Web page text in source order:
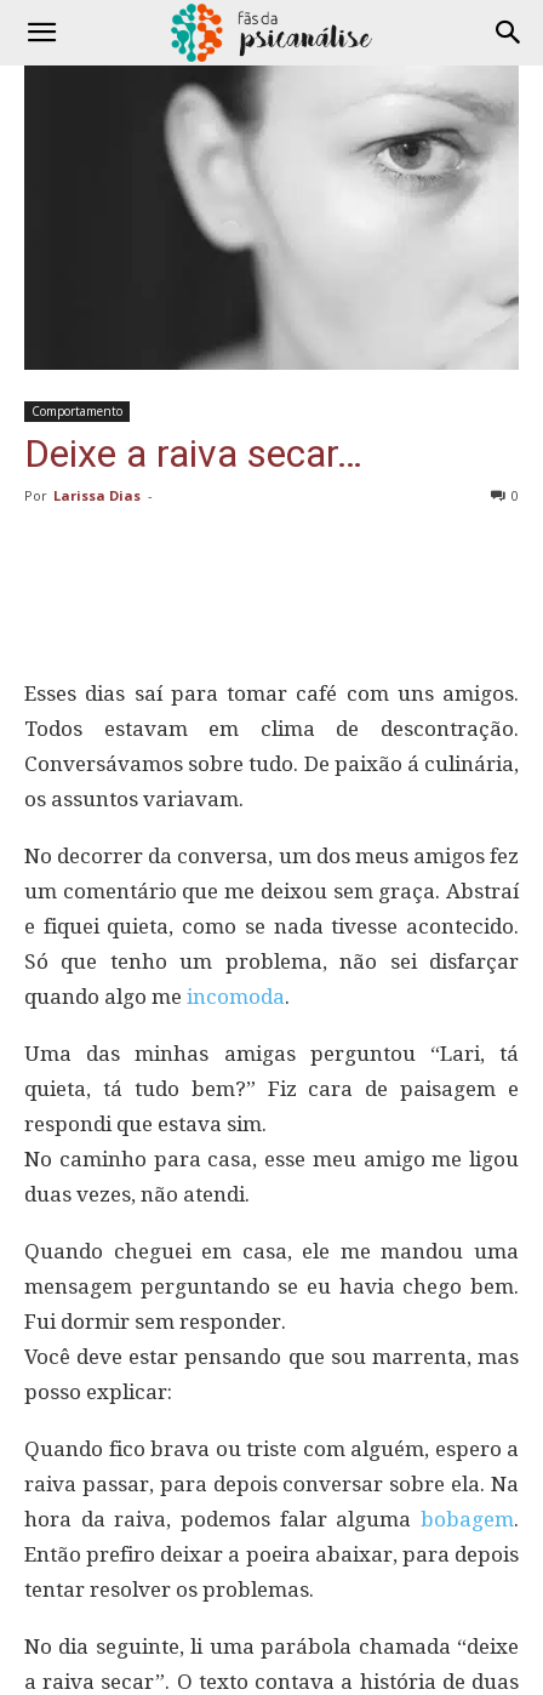
Comportamento
Deixe a raiva secar…
Por Larissa Dias - 0
Esses dias saí para tomar café com uns amigos.
Todos estavam em clima de descontração.
Conversávamos sobre tudo. De paixão á culinária,
os assuntos variavam.
No decorrer da conversa, um dos meus amigos fez
um comentário que me deixou sem graça. Abstraí
e fiquei quieta, como se nada tivesse acontecido.
Só que tenho um problema, não sei disfarçar
quando algo me incomoda.
Uma das minhas amigas perguntou “Lari, tá
quieta, tá tudo bem?” Fiz cara de paisagem e
respondi que estava sim.
No caminho para casa, esse meu amigo me ligou
duas vezes, não atendi.
Quando cheguei em casa, ele me mandou uma
mensagem perguntando se eu havia chego bem.
Fui dormir sem responder.
Você deve estar pensando que sou marrenta, mas
posso explicar:
Quando fico brava ou triste com alguém, espero a
raiva passar, para depois conversar sobre ela. Na
hora da raiva, podemos falar alguma bobagem.
Então prefiro deixar a poeira abaixar, para depois
tentar resolver os problemas.
No dia seguinte, li uma parábola chamada “deixe
a raiva secar”. O texto contava a história de duas